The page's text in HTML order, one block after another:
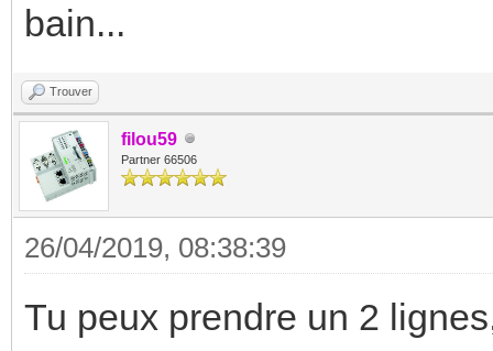
bain...
Trouver
filou59
Partner 66506
26/04/2019, 08:38:39
Tu peux prendre un 2